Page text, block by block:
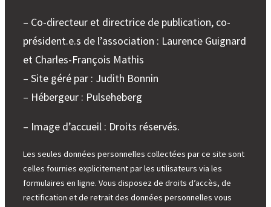
– Co-directeur et directrice de publication, co-
président.e.s de l’association : Laurence Guignard
et Charles-François Mathis
– Site géré par : Judith Bonnin
– Hébergeur : Pulseheberg
– Image d’accueil : Droits réservés.
Les seules données personnelles collectées par ce site sont
celles fournies explicitement par les utilisateurs via les
formulaires en ligne. Vous disposez de droits d’accès, de
rectification et de retrait des données personnelles vous